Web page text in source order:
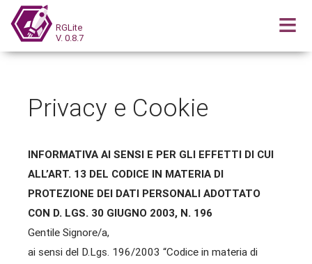
RGLite
V. 0.8.7
Privacy e Cookie
INFORMATIVA AI SENSI E PER GLI EFFETTI DI CUI
ALL’ART. 13 DEL CODICE IN MATERIA DI
PROTEZIONE DEI DATI PERSONALI ADOTTATO
CON D. LGS. 30 GIUGNO 2003, N. 196
Gentile Signore/a,
ai sensi del D.Lgs. 196/2003 “Codice in materia di